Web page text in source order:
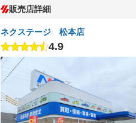
販売店詳細
ネクステージ 松本店
4.9